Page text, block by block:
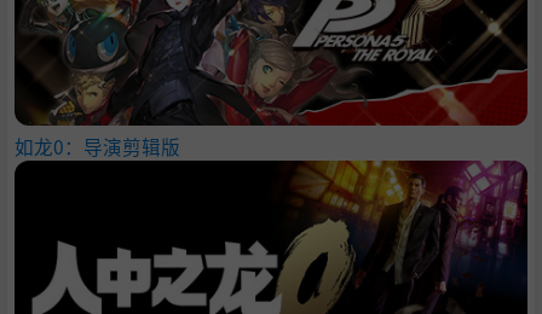
如龙0：导演剪辑版